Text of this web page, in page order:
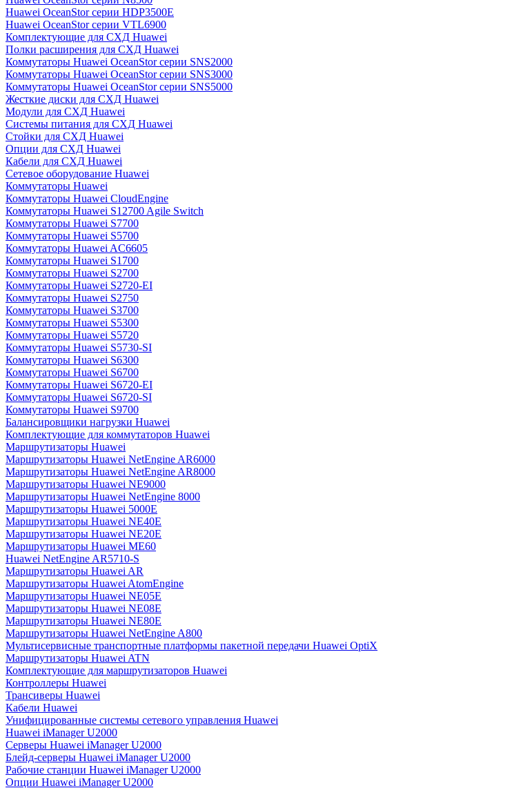
Huawei OceanStor серии HDP3500E
Huawei OceanStor серии VTL6900
Комплектующие для СХД Huawei
Полки расширения для СХД Huawei
Коммутаторы Huawei OceanStor серии SNS2000
Коммутаторы Huawei OceanStor серии SNS3000
Коммутаторы Huawei OceanStor серии SNS5000
Жесткие диски для СХД Huawei
Модули для СХД Huawei
Системы питания для СХД Huawei
Стойки для СХД Huawei
Опции для СХД Huawei
Кабели для СХД Huawei
Сетевое оборудование Huawei
Коммутаторы Huawei
Коммутаторы Huawei CloudEngine
Коммутаторы Huawei S12700 Agile Switch
Коммутаторы Huawei S7700
Коммутаторы Huawei S5700
Коммутаторы Huawei AC6605
Коммутаторы Huawei S1700
Коммутаторы Huawei S2700
Коммутаторы Huawei S2720-EI
Коммутаторы Huawei S2750
Коммутаторы Huawei S3700
Коммутаторы Huawei S5300
Коммутаторы Huawei S5720
Коммутаторы Huawei S5730-SI
Коммутаторы Huawei S6300
Коммутаторы Huawei S6700
Коммутаторы Huawei S6720-EI
Коммутаторы Huawei S6720-SI
Коммутаторы Huawei S9700
Балансировщики нагрузки Huawei
Комплектующие для коммутаторов Huawei
Маршрутизаторы Huawei
Маршрутизаторы Huawei NetEngine AR6000
Маршрутизаторы Huawei NetEngine AR8000
Маршрутизаторы Huawei NE9000
Маршрутизаторы Huawei NetEngine 8000
Маршрутизаторы Huawei 5000E
Маршрутизаторы Huawei NE40E
Маршрутизаторы Huawei NE20E
Маршрутизаторы Huawei ME60
Huawei NetEngine AR5710-S
Маршрутизаторы Huawei AR
Маршрутизаторы Huawei AtomEngine
Маршрутизаторы Huawei NE05E
Маршрутизаторы Huawei NE08E
Маршрутизаторы Huawei NE80E
Маршрутизаторы Huawei NetEngine A800
Мультисервисные транспортные платформы пакетной передачи Huawei OptiX
Маршрутизаторы Huawei ATN
Комплектующие для маршрутизаторов Huawei
Контроллеры Huawei
Трансиверы Huawei
Кабели Huawei
Унифицированные системы сетевого управления Huawei
Huawei iManager U2000
Серверы Huawei iManager U2000
Блейд-серверы Huawei iManager U2000
Рабочие станции Huawei iManager U2000
Опции Huawei iManager U2000